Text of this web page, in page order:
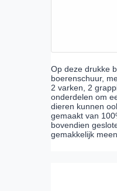
Op deze drukke
boerenschuur,
2 varken, 2
onderdelen om
dieren kunnen
gemaakt van
bovendien
gemakkelijk